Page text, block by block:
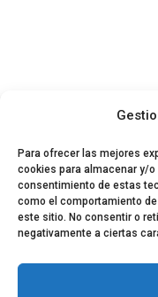
Para ofrecer las mejores
cookies para almacenar y/
consentimiento de estas
como el comportamiento
este sitio. No consentir o
negativamente a ciertas